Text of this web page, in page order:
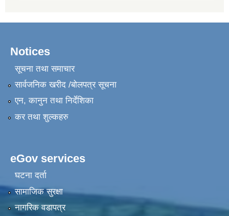
Notices
सूचना तथा समाचार
सार्वजनिक खरीद /बोलपत्र सूचना
एन, कानुन तथा निर्देशिका
कर तथा शुल्कहरु
eGov services
घटना दर्ता
सामाजिक सुरक्षा
नागरिक वडापत्र